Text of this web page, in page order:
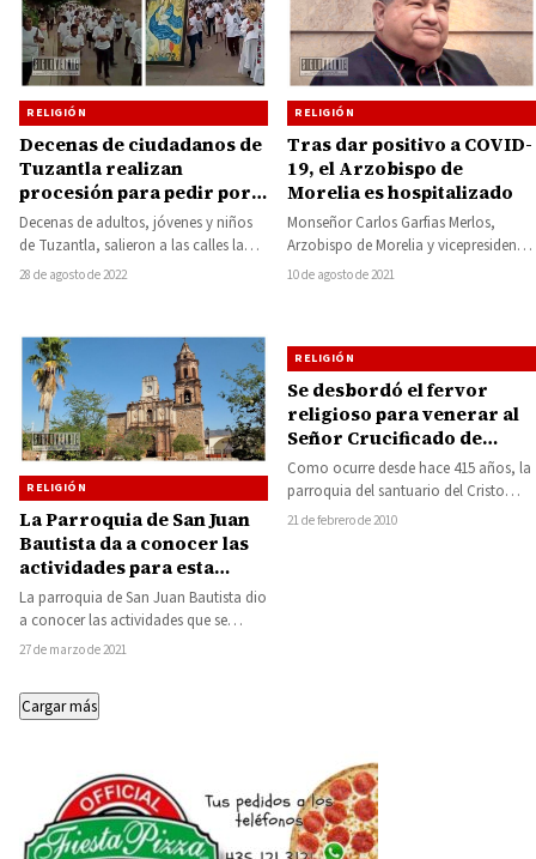
RELIGIÓN
Decenas de ciudadanos de
Tuzantla realizan
procesión para pedir por
la paz
Decenas de adultos, jóvenes y niños
de Tuzantla, salieron a las calles la
tarde de ayer sábado, para…
28 de agosto de 2022
RELIGIÓN
Tras dar positivo a COVID-
19, el Arzobispo de
Morelia es hospitalizado
Monseñor Carlos Garfias Merlos,
Arzobispo de Morelia y vicepresidente
de la Conferencia del Episcopado
10 de agosto de 2021
RELIGIÓN
La Parroquia de San Juan
Bautista da a conocer las
actividades para esta
Semana Santa
La parroquia de San Juan Bautista dio
a conocer las actividades que se
llevarán a cabo durante la…
27 de marzo de 2021
RELIGIÓN
Se desbordó el fervor
religioso para venerar al
Señor Crucificado de
Carácuaro
Como ocurre desde hace 415 años, la
parroquia del santuario del Cristo
Negro de la bella y pintoresca…
21 de febrero de 2010
Cargar más